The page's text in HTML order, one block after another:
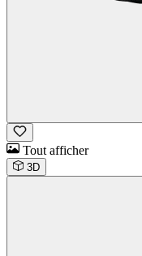
Tout afficher
3D